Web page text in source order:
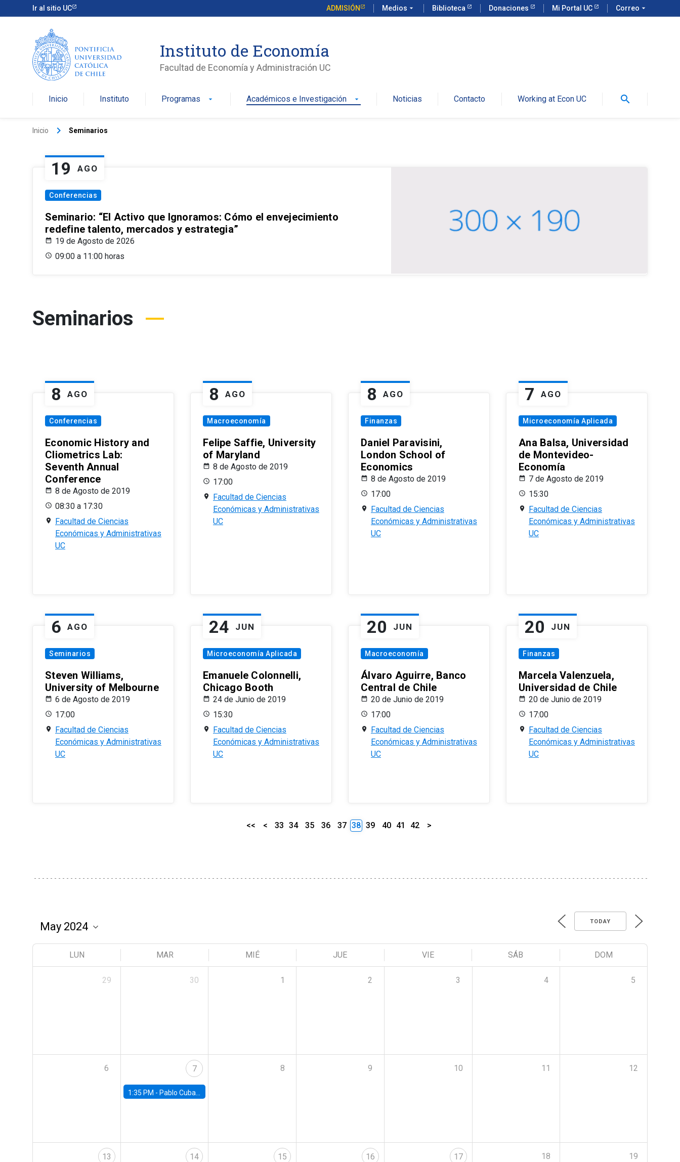
Ir al sitio UC ADMISIÓN Medios arrow_drop_down Biblioteca Donaciones Mi Portal UC Correo arrow_drop_down
Instituto de Economía
Facultad de Economía y Administración UC
Inicio Instituto Programas arrow_drop_down Académicos e Investigación arrow_drop_down Noticias Contacto Working at Econ UC search
Inicio keyboard_arrow_right Seminarios
19 AGO
Conferencias
Seminario: “El Activo que Ignoramos: Cómo el envejecimiento
redefine talento, mercados y estrategia”
19 de Agosto de 2026
09:00 a 11:00 horas
Seminarios
8 AGO
Conferencias
Economic History and
Cliometrics Lab:
Seventh Annual
Conference
8 de Agosto de 2019
08:30 a 17:30
Facultad de Ciencias
Económicas y Administrativas
UC
8 AGO
Macroeconomía
Felipe Saffie, University
of Maryland
8 de Agosto de 2019
17:00
Facultad de Ciencias
Económicas y Administrativas
UC
8 AGO
Finanzas
Daniel Paravisini,
London School of
Economics
8 de Agosto de 2019
17:00
Facultad de Ciencias
Económicas y Administrativas
UC
7 AGO
Microeconomía Aplicada
Ana Balsa, Universidad
de Montevideo-
Economía
7 de Agosto de 2019
15:30
Facultad de Ciencias
Económicas y Administrativas
UC
6 AGO
Seminarios
Steven Williams,
University of Melbourne
6 de Agosto de 2019
17:00
Facultad de Ciencias
Económicas y Administrativas
UC
24 JUN
Microeconomía Aplicada
Emanuele Colonnelli,
Chicago Booth
24 de Junio de 2019
15:30
Facultad de Ciencias
Económicas y Administrativas
UC
20 JUN
Macroeconomía
Álvaro Aguirre, Banco
Central de Chile
20 de Junio de 2019
17:00
Facultad de Ciencias
Económicas y Administrativas
UC
20 JUN
Finanzas
Marcela Valenzuela,
Universidad de Chile
20 de Junio de 2019
17:00
Facultad de Ciencias
Económicas y Administrativas
UC
<< < 33 34 35 36 37 38 39 40 41 42 >
TODAY
LUN MAR MIÉ JUE VIE SÁB DOM
29 30 1 2 3 4 5
6 7
1:35 PM - Pablo Cuba, FED Board
8 9 10 11 12
13 14 15 16 17 18 19